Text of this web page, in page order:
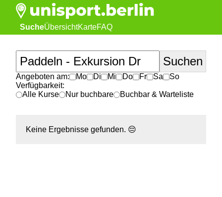
SucheÜbersichtKarteFAQ
Angeboten am: Mo Di Mi Do Fr Sa
So
Verfügbarkeit:
Alle Kurse
Nur buchbare Buchbar & Warteliste
Keine Ergebnisse gefunden. 😔